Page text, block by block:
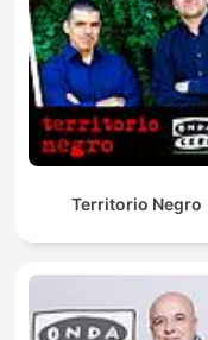
Territorio Negro